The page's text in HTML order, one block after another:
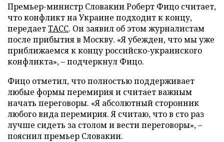
Премьер-министр Словакии Роберт Фицо считает,
что конфликт на Украине подходит к концу,
передаетТАСС. Он заявил об этом журналистам
после прибытия в Москву. «Я убежден, что мы уже
приближаемся к концу российско-украинского
конфликта», – подчеркнул Фицо.
Фицо отметил, что полностью поддерживает
любые формы перемирия и считает важным
начать переговоры. «Я абсолютный сторонник
любого вида перемирия. Я считаю, что в сто раз
лучше сидеть за столом и вести переговоры», –
пояснил премьер Словакии.